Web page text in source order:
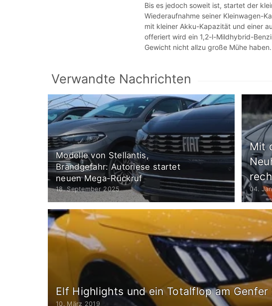
Bis es jedoch soweit ist, startet der
Wiederaufnahme seiner Kleinwagen-
mit kleiner Akku-Kapazität und einer
offeriert wird ein 1,2-l-Mildhybrid-
Gewicht nicht allzu große Mühe haben.
Verwandte Nachrichten
Modelle von Stellantis,
Brandgefahr: Autoriese startet
neuen Mega-Rückruf
18. September 2025
Mit
04.
Elf Highlights und ein Totalflop am Genfer
10. März 2019